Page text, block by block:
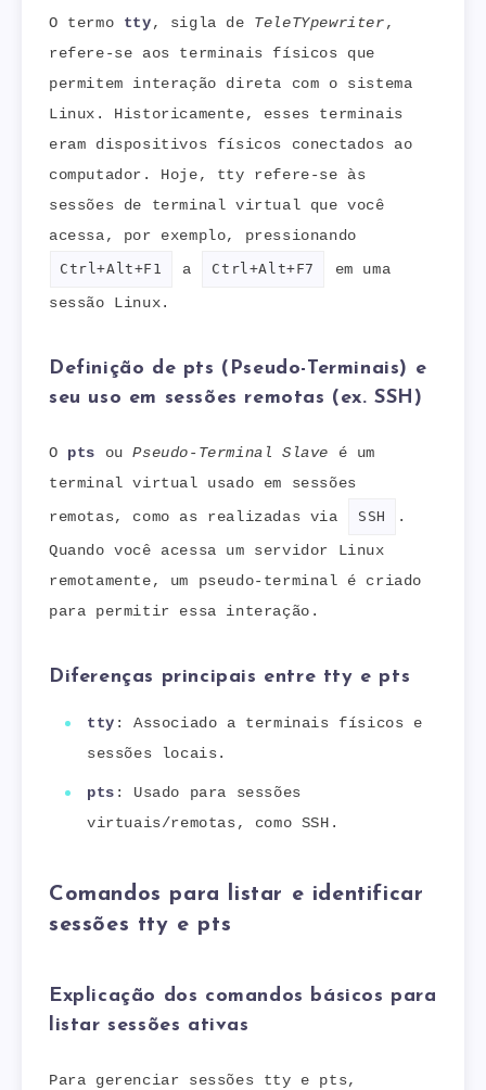
O termo tty, sigla de TeleTYpewriter,
refere-se aos terminais físicos que
permitem interação direta com o sistema
Linux. Historicamente, esses terminais
eram dispositivos físicos conectados ao
computador. Hoje, tty refere-se às
sessões de terminal virtual que você
acessa, por exemplo, pressionando
Ctrl+Alt+F1 a Ctrl+Alt+F7
em uma
sessão Linux.
Definição de pts (Pseudo-Terminais) e
seu uso em sessões remotas (ex. SSH)
O pts ouPseudo-Terminal Slave é um
terminal virtual usado em sessões
remotas, como as realizadas via
SSH
.
Quando você acessa um servidor Linux
remotamente, um pseudo-terminal é criado
para permitir essa interação.
Diferenças principais entre tty e pts
tty : Associado a terminais físicos e
sessões locais.
pts : Usado para sessões
virtuais/remotas, como SSH.
Comandos para listar e identificar
sessões tty e pts
Explicação dos comandos básicos para
listar sessões ativas
Para gerenciar sessões tty e pts,